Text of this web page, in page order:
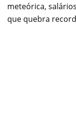
meteórica,
que quebra